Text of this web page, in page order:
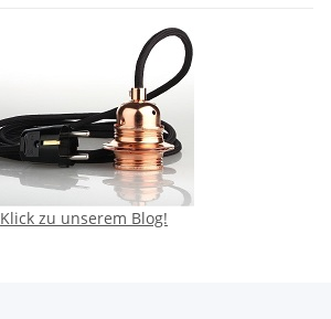
Klick zu unserem Blog!